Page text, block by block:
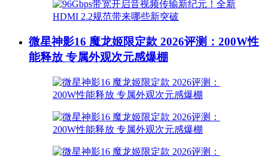
微星神影16 魔龙姬限定款 2026评测：200W性
能释放 专属外观次元感爆棚